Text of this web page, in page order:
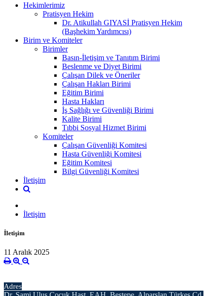
Hekimlerimiz
Pratisyen Hekim
Dr. Atikullah GIYASİ Pratisyen Hekim
(Başhekim Yardımcısı)
Birim ve Komiteler
Birimler
Basın-İletişim ve Tanıtım Birimi
Beslenme ve Diyet Birimi
Çalışan Dilek ve Öneriler
Çalışan Hakları Birimi
Eğitim Birimi
Hasta Hakları
İş Sağlığı ve Güvenliği Birimi
Kalite Birimi
Tıbbi Sosyal Hizmet Birimi
Komiteler
Çalışan Güvenliği Komitesi
Hasta Güvenliği Komitesi
Eğitim Komitesi
Bilgi Güvenliği Komitesi
İletişim
İletişim
İletişim
11 Aralık 2025
Adres